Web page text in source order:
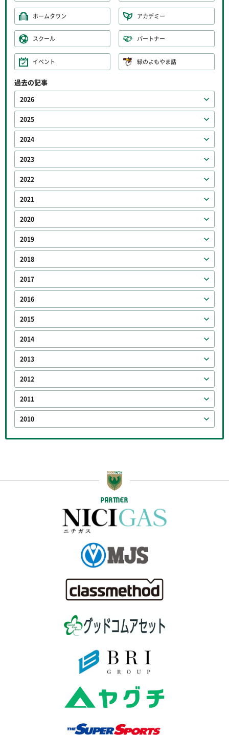
ホームタウン アカデミー
スクール パートナー
イベント 緑のよもやま話
過去の記事
2026
2025
2024
2023
2022
2021
2020
2019
2018
2017
2016
2015
2014
2013
2012
2011
2010
PARTNER